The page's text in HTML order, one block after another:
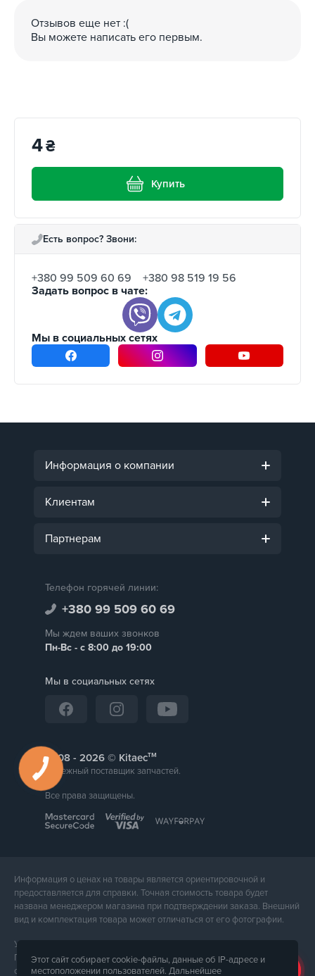
Отзывов еще нет :(
Вы можете написать его первым.
4₴
Купить
Есть вопрос? Звони:
+380 99 509 60 69
+380 98 519 19 56
Задать вопрос в чате:
Мы в социальных сетях
Информация о компании
Клиентам
Партнерам
Телефон горячей линии:
+380 99 509 60 69
Мы ждем ваших звонков
Пн-Вс - с 8:00 до 19:00
Мы в социальных сетях
2008 - © Kitaecтм
Надежный поставщик запчастей.
Все права защищены.
Информация о ценах на товары является ориентировочной и
предоставляется для справки. Точная стоимость товара будет
названа менеджером магазина при подтверждении заказа. Внешний
вид и комплектация товара может отличаться от его фотографии.
Услуги предоставляет ФЛП Тюпа Петр Павлович, ИПН 2770105454.
Политика конфиденциальности доступна поссылке. Публичная
оферта доступна поссылке.
Этот сайт собирает cookie-файлы, данные об IP-адресе и
местоположении пользователей. Дальнейшее